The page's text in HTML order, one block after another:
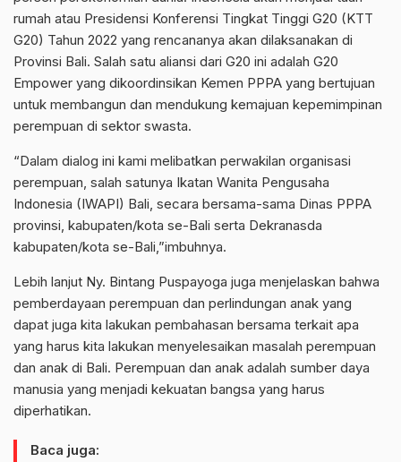
rumah atau Presidensi Konferensi Tingkat Tinggi G20 (KTT
G20) Tahun 2022 yang rencananya akan dilaksanakan di
Provinsi Bali. Salah satu aliansi dari G20 ini adalah G20
Empower yang dikoordinsikan Kemen PPPA yang bertujuan
untuk membangun dan mendukung kemajuan kepemimpinan
perempuan di sektor swasta.
“Dalam dialog ini kami melibatkan perwakilan organisasi
perempuan, salah satunya Ikatan Wanita Pengusaha
Indonesia (IWAPI) Bali, secara bersama-sama Dinas PPPA
provinsi, kabupaten/kota se-Bali serta Dekranasda
kabupaten/kota se-Bali,”imbuhnya.
Lebih lanjut Ny. Bintang Puspayoga juga menjelaskan bahwa
pemberdayaan perempuan dan perlindungan anak yang
dapat juga kita lakukan pembahasan bersama terkait apa
yang harus kita lakukan menyelesaikan masalah perempuan
dan anak di Bali. Perempuan dan anak adalah sumber daya
manusia yang menjadi kekuatan bangsa yang harus
diperhatikan.
Baca juga: